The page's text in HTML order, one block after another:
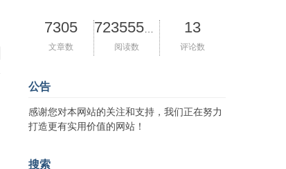
7305
文章数 阅读数
13
评论数
公告
感谢您对本网站的关注和支持，我们正在努力
打造更有实用价值的网站！
搜索